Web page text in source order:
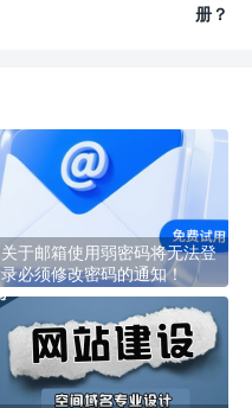
册？
关于邮箱使用弱密码将无法登
录必须修改密码的通知！